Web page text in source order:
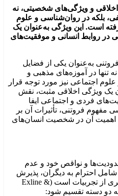
و ویژگی‌های شخصیتی، نه
بلکه در روان‌شناسی و علوم
است. این ویژگی به‌عنوان یک
در روابط انسانی و موفقیت‌های
فروتنی به‌عنوان یکی از فضایل
تنها در آموزه‌های مذهبی و
اجتماعی نیز مورد توجه قرار
یک ویژگی اخلاقی مثبت، نقش
فردی و اجتماعی ایفا
مفهوم فروتنی، تأثیرات آن بر
اهمیت آن در شخصیت انسان‌های
و نواقص خود و عدم
احترام به دیگران، پذیرش
خطاهای شخصی و توانایی یادگیری از تجربیات است (Exline &